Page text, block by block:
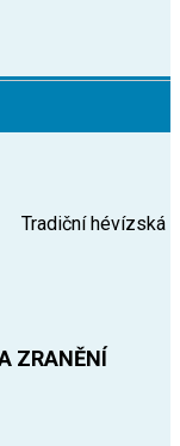
Tradiční hévízská
ZRANĚNÍ